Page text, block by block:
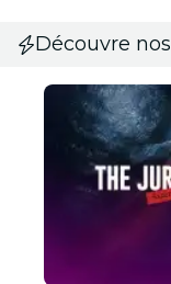
Découvre